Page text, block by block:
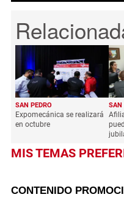
SAN PEDRO
Expomecánica se realizará
en octubre
SAN
MIS TEMAS